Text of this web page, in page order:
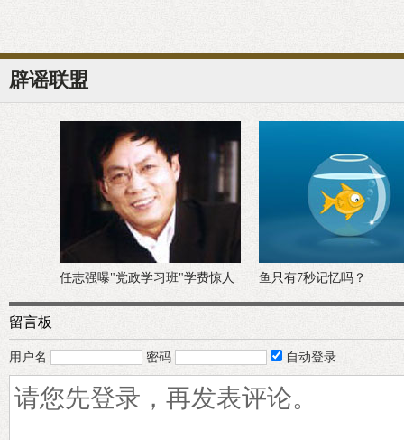
辟谣联盟
鱼只有7秒记忆吗？ “轮流发生性关系”不实
留言板
用户名 密码 自动登录